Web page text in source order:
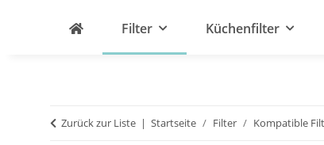
Filter Küchenfilter
Zurück zur Liste Startseite Filter Kompatible